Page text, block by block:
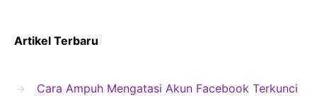
Artikel Terbaru
Cara Ampuh Mengatasi Akun Facebook Terkunci